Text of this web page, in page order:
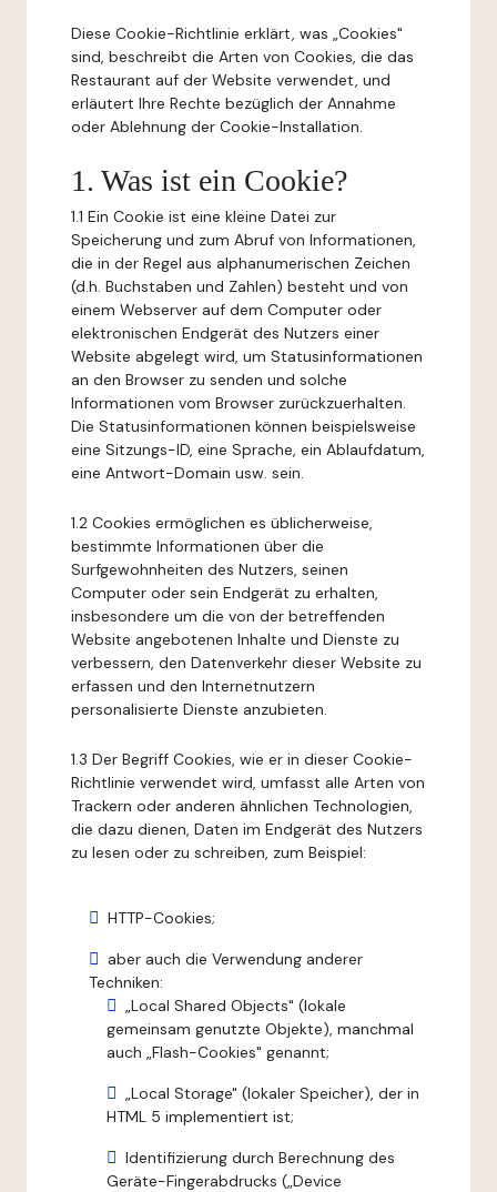
Diese Cookie-Richtlinie erklärt, was „Cookies"
sind, beschreibt die Arten von Cookies, die das
Restaurant auf der Website verwendet, und
erläutert Ihre Rechte bezüglich der Annahme
oder Ablehnung der Cookie-Installation.
1. Was ist ein Cookie?
1.1 Ein Cookie ist eine kleine Datei zur
Speicherung und zum Abruf von Informationen,
die in der Regel aus alphanumerischen Zeichen
(d.h. Buchstaben und Zahlen) besteht und von
einem Webserver auf dem Computer oder
elektronischen Endgerät des Nutzers einer
Website abgelegt wird, um Statusinformationen
an den Browser zu senden und solche
Informationen vom Browser zurückzuerhalten.
Die Statusinformationen können beispielsweise
eine Sitzungs-ID, eine Sprache, ein Ablaufdatum,
eine Antwort-Domain usw. sein.
1.2 Cookies ermöglichen es üblicherweise,
bestimmte Informationen über die
Surfgewohnheiten des Nutzers, seinen
Computer oder sein Endgerät zu erhalten,
insbesondere um die von der betreffenden
Website angebotenen Inhalte und Dienste zu
verbessern, den Datenverkehr dieser Website zu
erfassen und den Internetnutzern
personalisierte Dienste anzubieten.
1.3 Der Begriff Cookies, wie er in dieser Cookie-
Richtlinie verwendet wird, umfasst alle Arten von
Trackern oder anderen ähnlichen Technologien,
die dazu dienen, Daten im Endgerät des Nutzers
zu lesen oder zu schreiben, zum Beispiel:
HTTP-Cookies;
aber auch die Verwendung anderer
Techniken:
„Local Shared Objects" (lokale
gemeinsam genutzte Objekte), manchmal
auch „Flash-Cookies" genannt;
„Local Storage" (lokaler Speicher), der in
HTML 5 implementiert ist;
Identifizierung durch Berechnung des
Geräte-Fingerabdrucks („Device